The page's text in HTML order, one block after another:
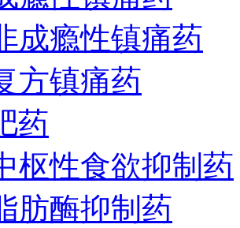
成瘾性镇痛药
方镇痛药
药
枢性食欲抑制药
肪酶抑制药